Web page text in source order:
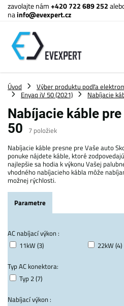
zavolajte nám+420 722 689 252
nainfo@evexpert.cz
Úvod Výber produktu podľa
Enyaq iV 50 (2021)
Nabíjacie
Nabíjacie káble
50
7 položiek
Nabíjacie káble presne pre Vaše auto
ponuke nájdete káble, ktoré
najlepšie sa hodia k výkonu Vašej
vhodného nabíjacieho kábla môže
možnej rýchlosti.
Parametre
AC nabíjací výkon :
11kW (3)
22kW (4)
Typ AC konektora:
Typ 2 (7)
Nabíjací výkon :